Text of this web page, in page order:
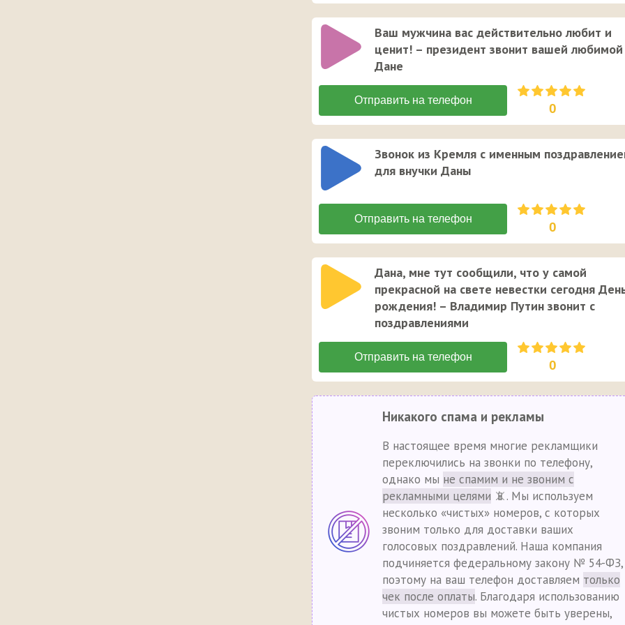
Ваш мужчина вас действительно любит и
ценит! – президент звонит вашей любимой
Дане
0
Звонок из Кремля с именным
для внучки Даны
0
Дана, мне тут сообщили, что у самой
прекрасной на свете невестки сегодня
рождения! – Владимир Путин звонит с
поздравлениями
0
Никакого спама и рекламы
В настоящее время многие рекламщики
переключились на звонки по телефону,
однако мы не спамим и не звоним с
рекламными целями 📵. Мы используем
несколько «чистых» номеров, с которых
звоним только для доставки ваших
голосовых поздравлений. Наша компания
подчиняется федеральному закону № 54-ФЗ,
поэтому на ваш телефон доставляем только
чек после оплаты. Благодаря использованию
чистых номеров вы можете быть уверены,